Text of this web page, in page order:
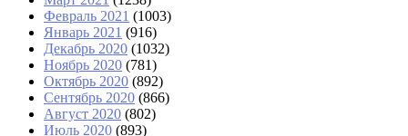
Февраль 2021 (1003)
Январь 2021 (916)
Декабрь 2020 (1032)
Ноябрь 2020 (781)
Октябрь 2020 (892)
Сентябрь 2020 (866)
Август 2020 (802)
Июль 2020 (893)